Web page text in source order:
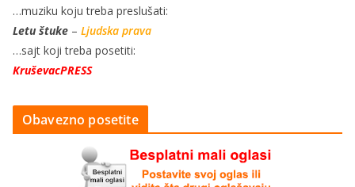
…muziku koju treba preslušati:
Letu štuke – Ljudska prava
…sajt koji treba posetiti:
KruševacPRESS
Obavezno posetite